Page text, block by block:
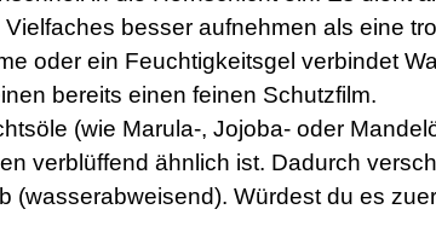
besser aufnehmen als eine
oder ein Feuchtigkeitsgel verbindet
bereits einen feinen Schutzfilm.
(wie Marula-, Jojoba- oder
verblüffend ähnlich ist. Dadurch
Würdest du es